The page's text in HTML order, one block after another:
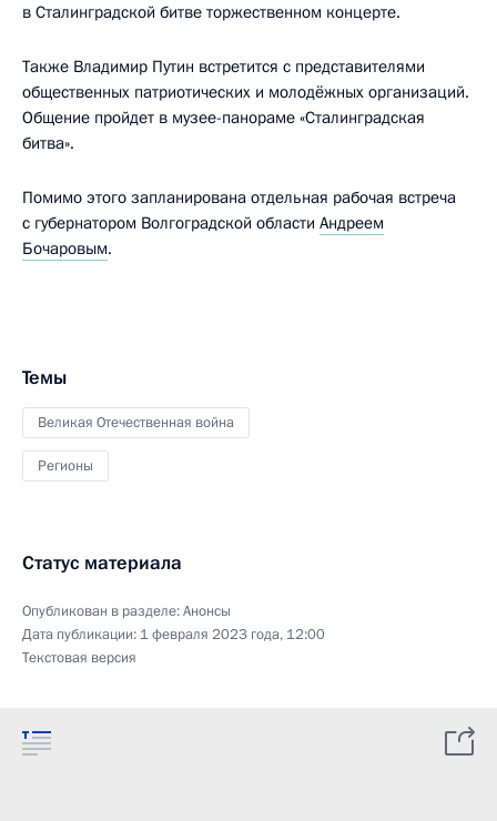
в Сталинградской битве торжественном концерте.
Также Владимир Путин встретится с представителями
общественных патриотических и молодёжных организаций.
Общение пройдет в музее-панораме «Сталинградская
битва».
Помимо этого запланирована отдельная рабочая встреча
с губернатором Волгоградской области Андреем
Бочаровым.
Темы
Великая Отечественная война
Регионы
Статус материала
Опубликован в разделе:Анонсы
Дата публикации: 1 февраля 2023 года, 12:00
Текстовая версия